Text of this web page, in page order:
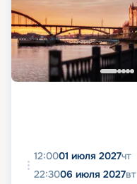
12:0001 июля 2027чт
22:3006 июля 2027вт